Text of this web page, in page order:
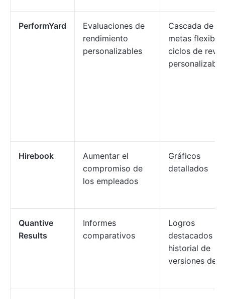
PerformYard
Evaluaciones de
rendimiento
personalizables
Cascada de
metas flexible
ciclos de
Hirebook
Aumentar el
compromiso de
los empleados
Gráficos
detallados
Quantive
Results
Informes
comparativos
Logros
destacados e
historial de
versiones de